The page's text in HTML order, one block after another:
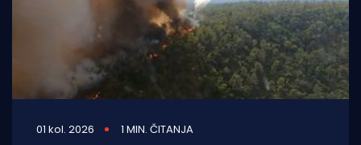
01 kol. 2026 1 MIN. ČITANJA